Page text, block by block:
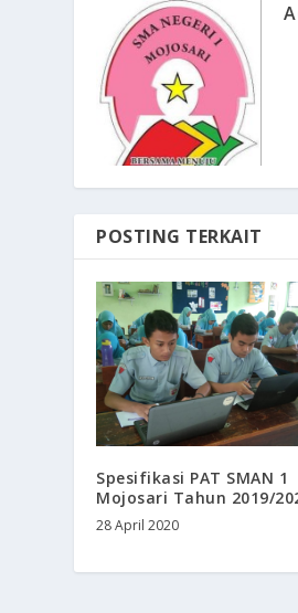
POSTING TERKAIT
Spesifikasi PAT SMAN 1
Mojosari Tahun 2019/
28 April 2020